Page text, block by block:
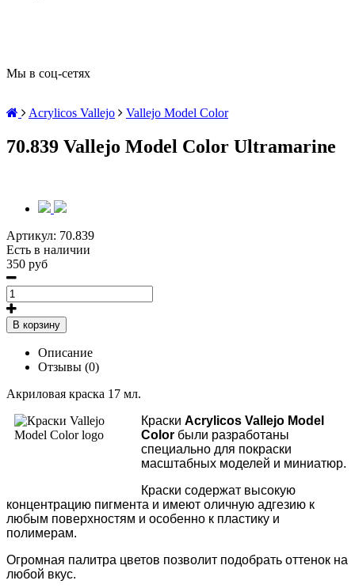
Мы в соц-сетях
Acrylicos Vallejo Vallejo Model Color
70.839 Vallejo Model Color Ultramarine
Артикул: 70.839
Есть в наличии
350 руб
В корзину
Описание
Отзывы (0)
Акриловая краска 17 мл.
Краски Acrylicos Vallejo Model
Color были разработаны
специально для покраски
масштабных моделей и миниатюр.
Краски содержат высокую
концентрацию пигмента и имеют оличную адгезию к
любым поверхностям и особенно к пластику и
полимерам.
Огромная палитра цветов позволит подобрать оттенок на
любой вкус.